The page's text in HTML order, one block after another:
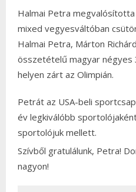
Halmai Petra
mixed vegyesváltóban
Halmai Petra, Márton
összetételű magyar négyes
helyen zárt az Olimpián.
Petrát az USA-beli
év legkiválóbb
sportolójuk mellett.
Szívből gratulálunk, Petra!
nagyon!